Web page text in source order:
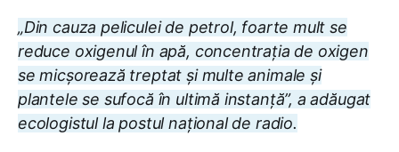
„Din cauza peliculei de petrol, foarte mult se
reduce oxigenul în apă, concentrația de oxigen
se micșorează treptat și multe animale și
plantele se sufocă în ultimă instanță”, a adăugat
ecologistul la postul național de radio.